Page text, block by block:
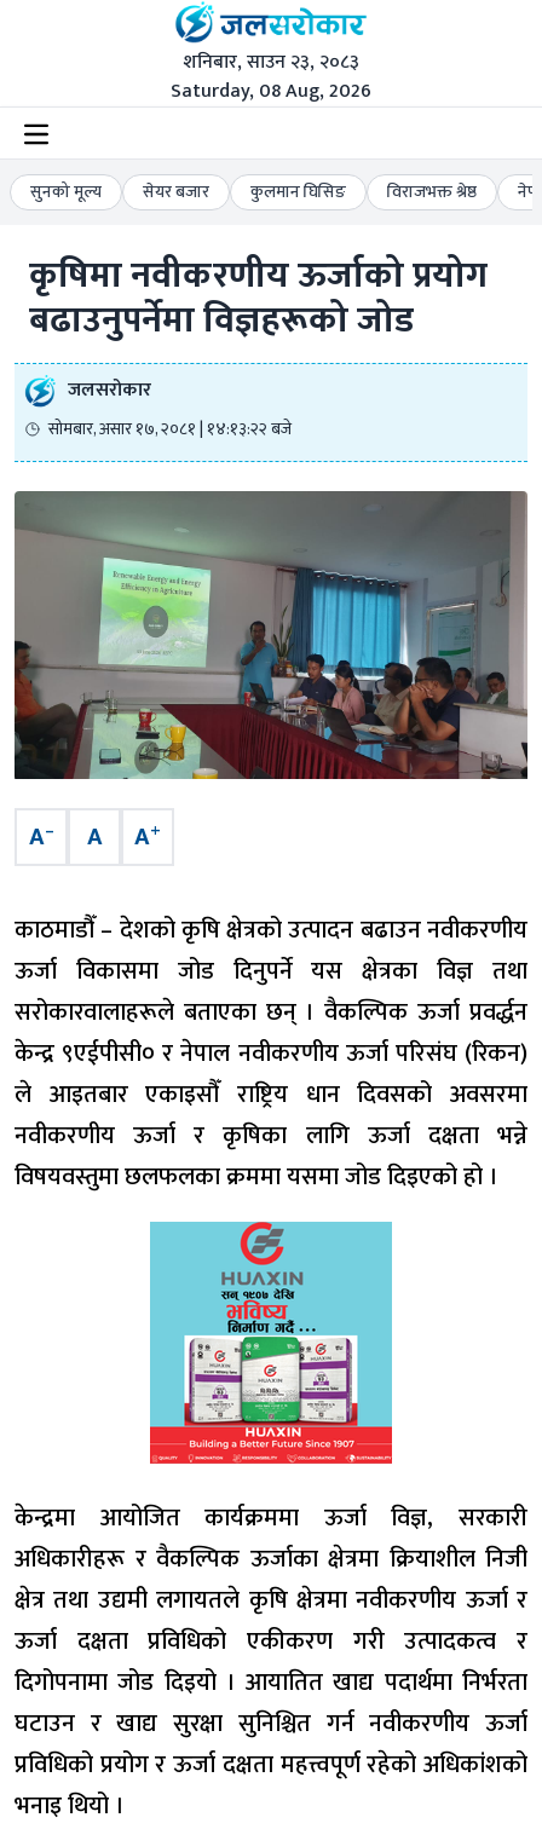
शनिबार, साउन २३, २०८३
Saturday, 08 Aug, 2026
सुनको मूल्य सेयर बजार कुलमान घिसिङ विराजभक्त श्रेष्ठ
कृषिमा नवीकरणीय ऊर्जाको प्रयोग
बढाउनुपर्नेमा विज्ञहरूको जोड
जलसरोकार
सोमबार, असार १७, २०८१ | १४:१३:२२ बजे
A– A A+
काठमाडौँ – देशको कृषि क्षेत्रको उत्पादन बढाउन नवीकरणीय
ऊर्जा विकासमा जोड दिनुपर्ने यस क्षेत्रका विज्ञ तथा
सरोकारवालाहरूले बताएका छन् । वैकल्पिक ऊर्जा प्रवर्द्धन
केन्द्र ९एईपीसी० र नेपाल नवीकरणीय ऊर्जा परिसंघ (रिकन)
ले आइतबार एकाइसौँ राष्ट्रिय धान दिवसको अवसरमा
नवीकरणीय ऊर्जा र कृषिका लागि ऊर्जा दक्षता भन्ने
विषयवस्तुमा छलफलका क्रममा यसमा जोड दिइएको हो ।
केन्द्रमा आयोजित कार्यक्रममा ऊर्जा विज्ञ, सरकारी
अधिकारीहरू र वैकल्पिक ऊर्जाका क्षेत्रमा क्रियाशील निजी
क्षेत्र तथा उद्यमी लगायतले कृषि क्षेत्रमा नवीकरणीय ऊर्जा र
ऊर्जा दक्षता प्रविधिको एकीकरण गरी उत्पादकत्व र
दिगोपनामा जोड दिइयो । आयातित खाद्य पदार्थमा निर्भरता
घटाउन र खाद्य सुरक्षा सुनिश्चित गर्न नवीकरणीय ऊर्जा
प्रविधिको प्रयोग र ऊर्जा दक्षता महत्त्वपूर्ण रहेको अधिकांशको
भनाइ थियो ।